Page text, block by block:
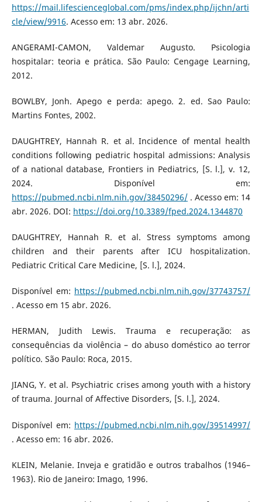
https://mail.lifescienceglobal.com/pms/index.php/ijchn/arti
cle/view/9916. Acesso em: 13 abr. 2026.
ANGERAMI-CAMON, Valdemar Augusto. Psicologia
hospitalar: teoria e prática. São Paulo: Cengage Learning,
2012.
BOWLBY, Jonh. Apego e perda: apego. 2. ed. Sao Paulo:
Martins Fontes, 2002.
DAUGHTREY, Hannah R. et al. Incidence of mental health
conditions following pediatric hospital admissions: Analysis
of a national database, Frontiers in Pediatrics, [S. l.], v. 12,
2024. Disponível em:
https://pubmed.ncbi.nlm.nih.gov/38450296/. Acesso em: 14
abr. 2026. DOI: https://doi.org/10.3389/fped.2024.1344870
DAUGHTREY, Hannah R. et al. Stress symptoms among
children and their parents after ICU hospitalization.
Pediatric Critical Care Medicine, [S. l.], 2024.
Disponível em: https://pubmed.ncbi.nlm.nih.gov/37743757/
. Acesso em 15 abr. 2026.
HERMAN, Judith Lewis. Trauma e recuperação: as
consequências da violência – do abuso doméstico ao terror
político. São Paulo: Roca, 2015.
JIANG, Y. et al. Psychiatric crises among youth with a history
of trauma. Journal of Affective Disorders, [S. l.], 2024.
Disponível em: https://pubmed.ncbi.nlm.nih.gov/39514997/
. Acesso em: 16 abr. 2026.
KLEIN, Melanie. Inveja e gratidão e outros trabalhos (1946–
1963). Rio de Janeiro: Imago, 1996.